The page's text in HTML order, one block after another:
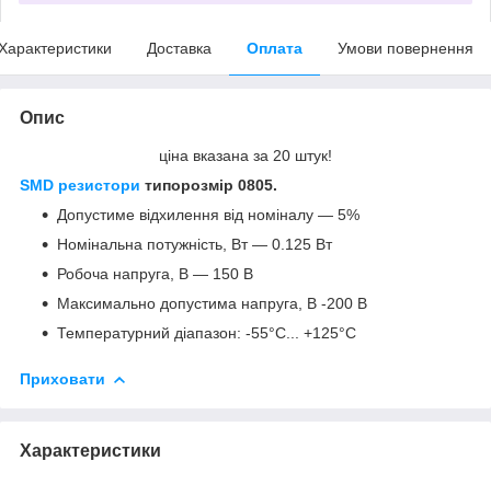
Доставка Оплата Умови повернення
Опис
ціна вказана за 20 штук!
SMD резистори типорозмір 0805.
Допустиме відхилення від номіналу — 5%
Номінальна потужність, Вт — 0.125 Вт
Робоча напруга, В — 150 В
Максимально допустима напруга, В -200 В
Температурний діапазон: -55°C... +125°C
Приховати
Характеристики